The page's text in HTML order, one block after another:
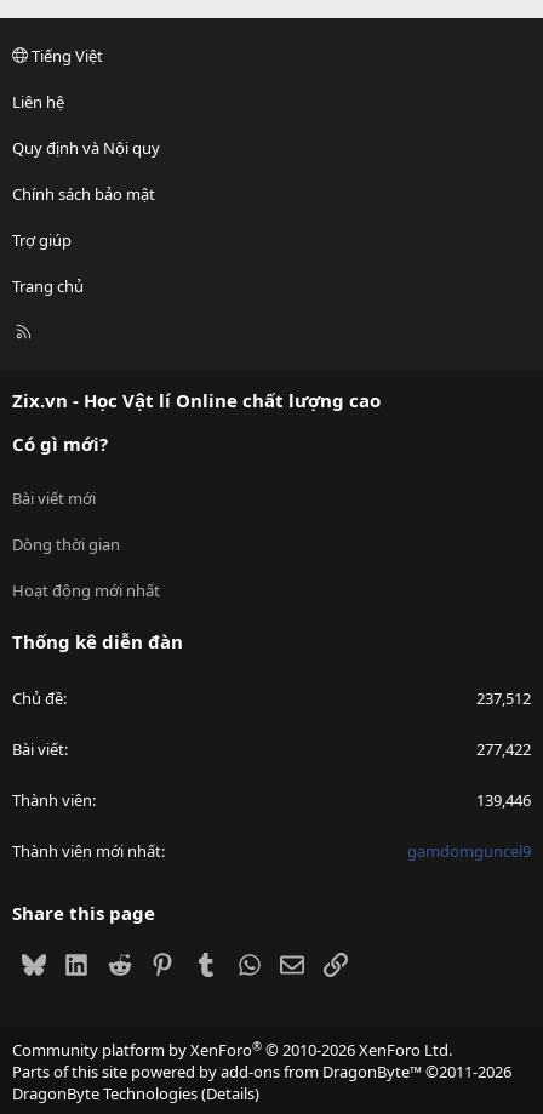
Tiếng Việt
Liên hệ
Quy định và Nội quy
Chính sách bảo mật
Trợ giúp
Trang chủ
R
Zix.vn - Học Vật lí Online chất lượng cao
Có gì mới?
Bài viết mới
Dòng thời gian
Hoạt động mới nhất
Thống kê diễn đàn
Chủ đề 237,512
Bài viết 277,422
Thành viên 139,446
Thành viên mới nhất gamdomguncel9
Share this page
BlueskyLinkedIn
Reddit PinterestTumblrWhatsApp
EmailLink
Community platform by XenForo® © 2010-2026 XenForo Ltd.
Parts of this site powered byadd-ons from DragonByte™©2011-2026
DragonByte Technologies(Details)